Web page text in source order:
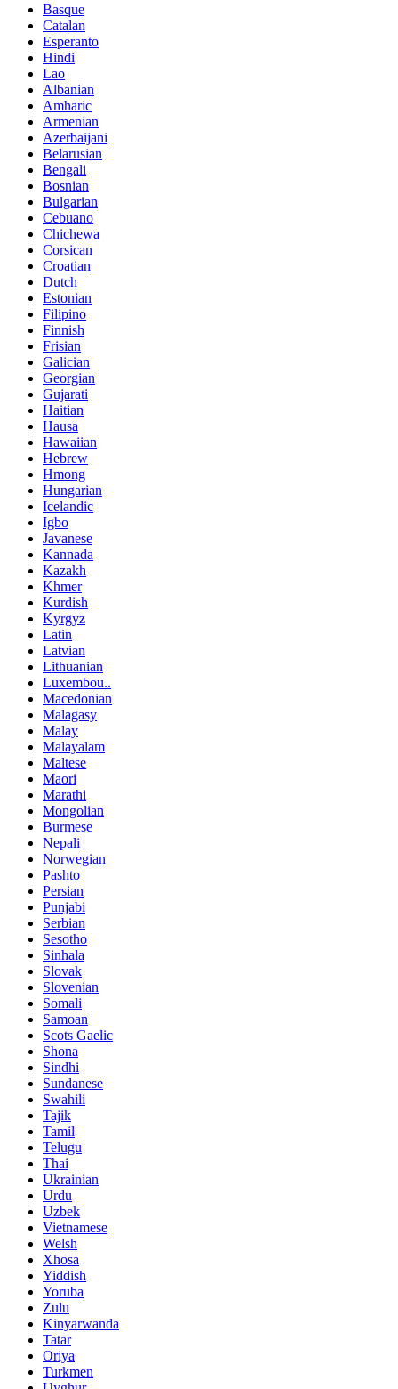
Basque
Catalan
Esperanto
Hindi
Lao
Albanian
Amharic
Armenian
Azerbaijani
Belarusian
Bengali
Bosnian
Bulgarian
Cebuano
Chichewa
Corsican
Croatian
Dutch
Estonian
Filipino
Finnish
Frisian
Galician
Georgian
Gujarati
Haitian
Hausa
Hawaiian
Hebrew
Hmong
Hungarian
Icelandic
Igbo
Javanese
Kannada
Kazakh
Khmer
Kurdish
Kyrgyz
Latin
Latvian
Lithuanian
Luxembou..
Macedonian
Malagasy
Malay
Malayalam
Maltese
Maori
Marathi
Mongolian
Burmese
Nepali
Norwegian
Pashto
Persian
Punjabi
Serbian
Sesotho
Sinhala
Slovak
Slovenian
Somali
Samoan
Scots Gaelic
Shona
Sindhi
Sundanese
Swahili
Tajik
Tamil
Telugu
Thai
Ukrainian
Urdu
Uzbek
Vietnamese
Welsh
Xhosa
Yiddish
Yoruba
Zulu
Kinyarwanda
Tatar
Oriya
Turkmen